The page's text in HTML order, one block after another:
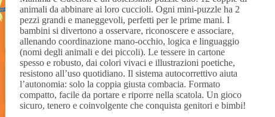
animali da abbinare ai loro cuccioli. Ogni mini-puzzle ha 2
pezzi grandi e maneggevoli, perfetti per le prime mani. I
bambini si divertono a osservare, riconoscere e associare,
allenando coordinazione mano-occhio, logica e linguaggio
(nomi degli animali e dei piccoli). Le tessere in cartone
spesso e robusto, dai colori vivaci e illustrazioni poetiche,
resistono all’uso quotidiano. Il sistema autocorrettivo aiuta
l’autonomia: solo la coppia giusta combacia. Formato
compatto, facile da portare e riporre nella scatola. Un gioco
sicuro, tenero e coinvolgente che conquista genitori e bimbi!